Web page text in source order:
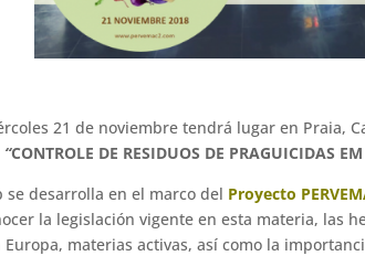
21 de noviembre tendrá lugar en Praia,
“CONTROLE DE RESIDUOS DE PRAGUICIDAS
se desarrolla en el marco del Proyecto
la legislación vigente en esta materia, las
Europa, materias activas, así como la